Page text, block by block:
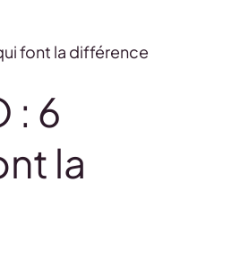
font la différence
: 6
la